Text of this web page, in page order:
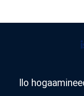
Ilo